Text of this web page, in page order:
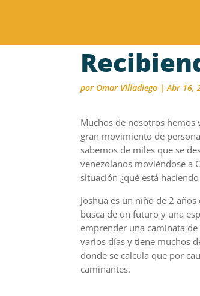
por Omar Villadiego |Abr 16,
Muchos de nosotros hemos
gran movimiento de
sabemos de miles que se
venezolanos moviéndose a
situación ¿qué está
Joshua es un niño de 2
busca de un futuro y una
emprender una caminata
varios días y tiene muchos
donde se calcula que por
caminantes.